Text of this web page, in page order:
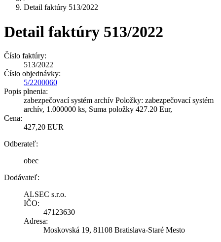
Detail faktúry 513/2022
Detail faktúry 513/2022
Číslo faktúry:
513/2022
Číslo objednávky:
5/2200060
Popis plnenia:
zabezpečovací systém archív Položky: zabezpečovací systém
archív, 1.000000 ks, Suma položky 427.20 Eur,
Cena:
427,20 EUR
Odberateľ:
obec
Dodávateľ:
ALSEC s.r.o.
IČO:
47123630
Adresa:
Moskovská 19, 81108 Bratislava-Staré Mesto